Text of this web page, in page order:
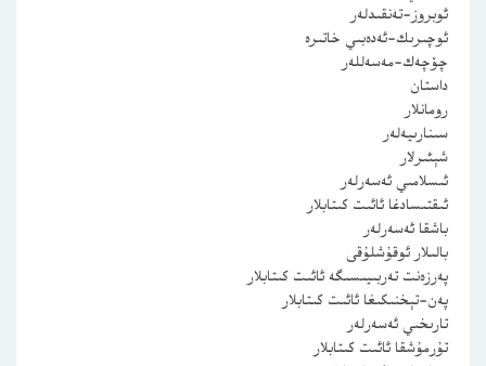
ئوبروز-تەنقىدلەر
ئوچىرىك-ئەدەبىي خاتىرە
چۆچەك-مەسەللەر
داستان
رومانلار
سىنارىيەلەر
شېئىرلار
ئىسلامىي ئەسەرلەر
ئىقتىسادغا ئائىت كىتابلار
باشقا ئەسەرلەر
بالىلار ئوقۇشلۇقى
پەرزەنت تەربىيىسىگە ئائىت كىتابلار
پەن-تېخنىكىغا ئائىت كىتابلار
تارىخىي ئەسەرلەر
تۇرمۇشقا ئائىت كىتابلار